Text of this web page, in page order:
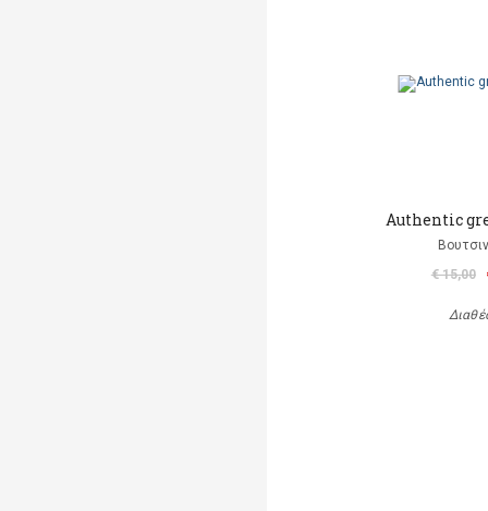
Authentic
€ 15,00